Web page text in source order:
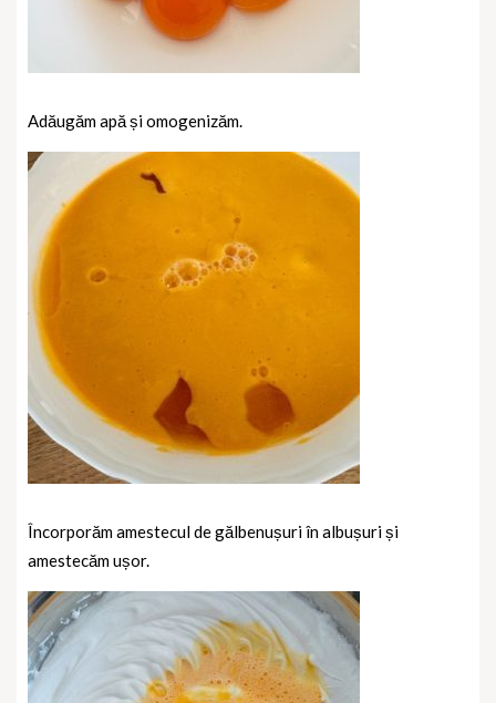
Adăugăm apă și omogenizăm.
Încorporăm amestecul de gălbenușuri în albușuri și
amestecăm ușor.